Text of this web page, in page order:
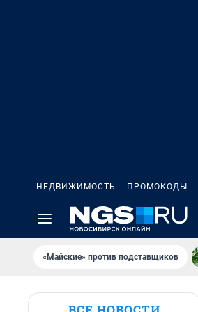
НЕДВИЖИМОСТЬ ПРОМОКОДЫ
«Майские» против подставщиков